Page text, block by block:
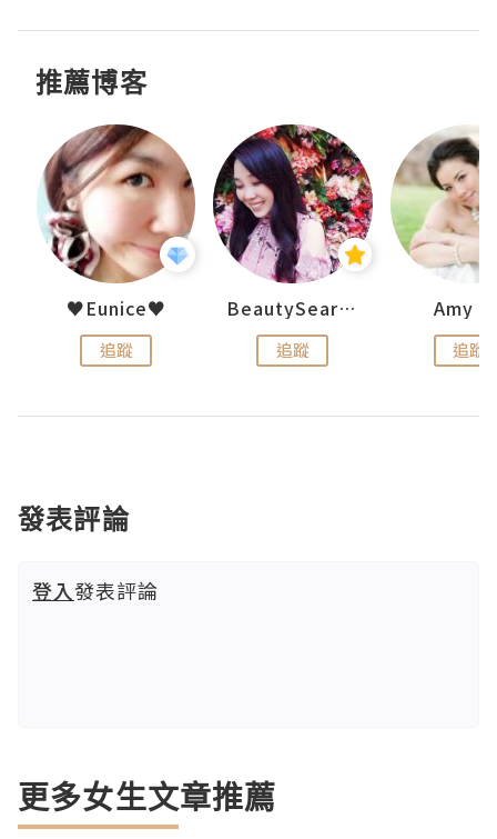
推薦博客
♥Eunice♥
追蹤
BeautySearch
追蹤
Amy
追蹤
發表評論
登入發表評論
更多女生文章推薦